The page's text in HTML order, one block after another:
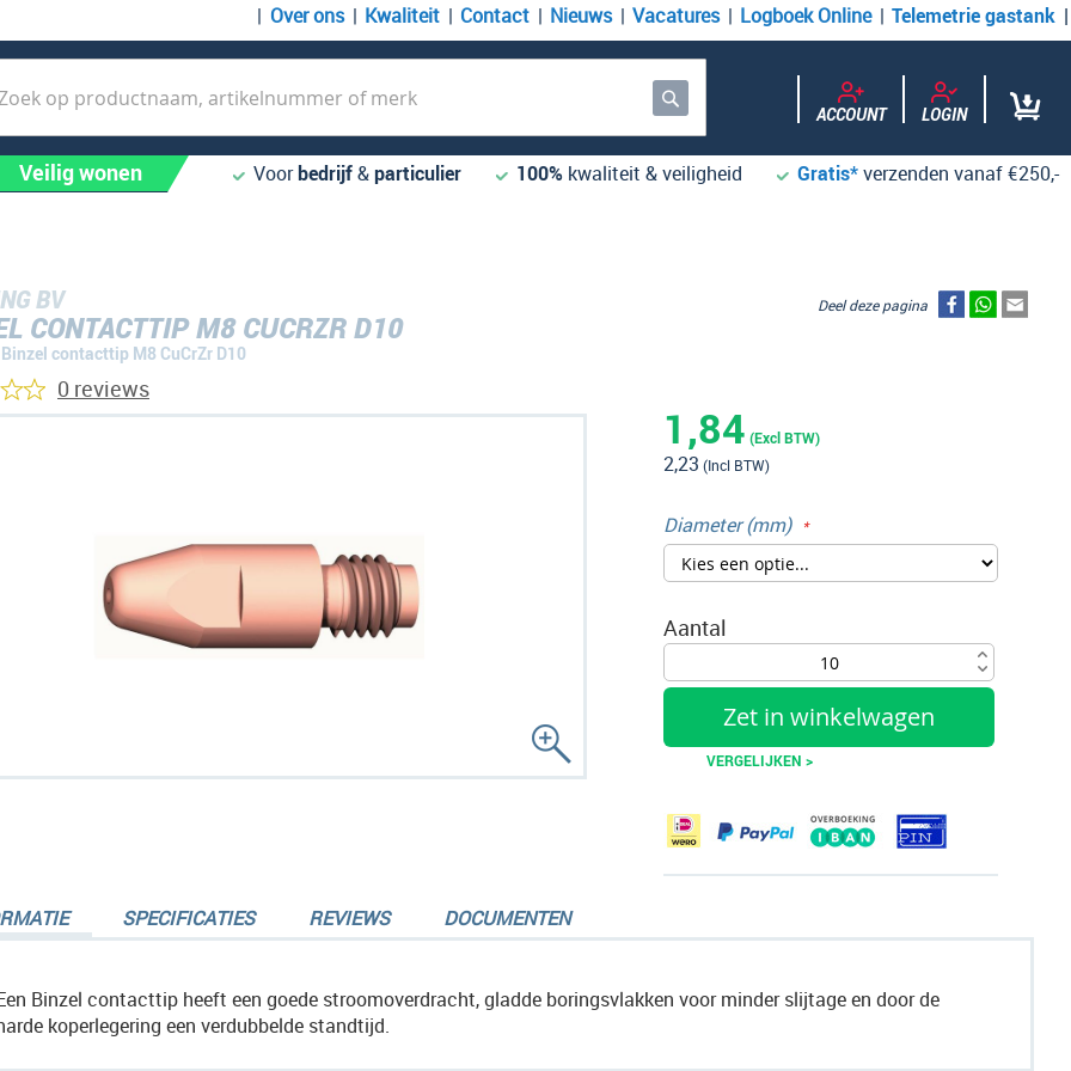
Over ons Kwaliteit Contact Nieuws Vacatures Logboek Online Telemetrie gastank
Zoek ACCOUNT LOGIN
Veilig wonen Voorbedrijf&particulier 100% kwaliteit & veiligheid Gratis*verzenden vanaf €250,-
BV
CONTACTTIP M8 CUCRZR D10
Binzel contacttip M8 CuCrZr D10
2,23
1,84
Diameter (mm)
Aantal
Zet in winkelwagen
VERGELIJKEN >
Deel deze pagina
0 reviews
Binzel contacttip heeft een goede stroomoverdracht, gladde boringsvlakken voor minder slijtage en door de
koperlegering een verdubbelde standtijd.
SPECIFICATIES REVIEWS DOCUMENTEN